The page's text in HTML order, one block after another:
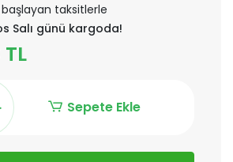
taksitlerle
Salı günü kargoda!
Sepete Ekle